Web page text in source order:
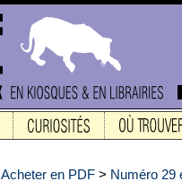
Acheter en PDF > Numéro 29